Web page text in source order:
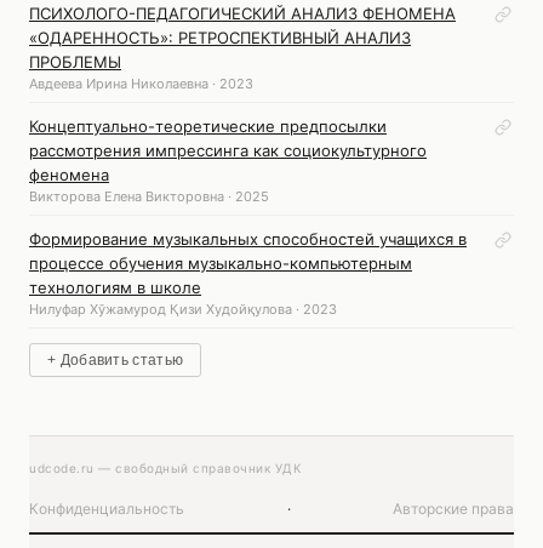
ПСИХОЛОГО-ПЕДАГОГИЧЕСКИЙ АНАЛИЗ ФЕНОМЕНА
«ОДАРЕННОСТЬ»: РЕТРОСПЕКТИВНЫЙ АНАЛИЗ
ПРОБЛЕМЫ
Авдеева Ирина Николаевна · 2023
Концептуально-теоретические предпосылки
рассмотрения импрессинга как социокультурного
феномена
Викторова Елена Викторовна · 2025
Формирование музыкальных способностей учащихся в
процессе обучения музыкально-компьютерным
технологиям в школе
Нилуфар Хўжамурод Қизи Худойқулова · 2023
+ Добавить статью
udcode.ru — свободный справочник УДК
Конфиденциальность · Авторские права